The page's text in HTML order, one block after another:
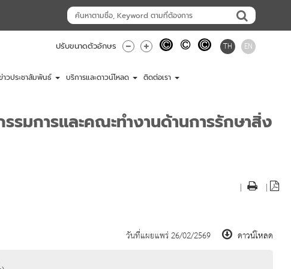
ปรับขนาดตัวอักษร TH EN
าวประชาสัมพันธ์ บริการและดาวน์โหลด ติดต่อเรา
การและคณะทำงานด้านการรักษาสิ่ง
| |
วันที่แผยแพร่ 26/02/2569 ดาวน์โหลด